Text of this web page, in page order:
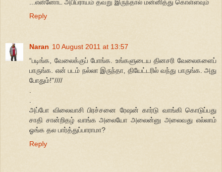
...என்னோட அபிப்ராயம் தவறு இருந்தால் மன்னித்து கொள்ளவும்
Reply
Naran 10 August 2011 at 13:57
“படிங்க, வேலைக்குப் போங்க. உங்களுடைய தினசரி வேலைகளைப்
பாருங்க. என் படம் நல்லா இருந்தா, தியேட்டரில் வந்து பாருங்க. அது
போதும்!''////
அப்போ விலைவாசி பிரச்சனை ரேஷன் கார்டு வாங்கி கொடுப்பது
சாதி சான்றிதழ் வாங்க அலையோ அலைன்னு அலைவது எல்லாம்
ஓங்க தல பார்த்துப்பாராமா?
Reply